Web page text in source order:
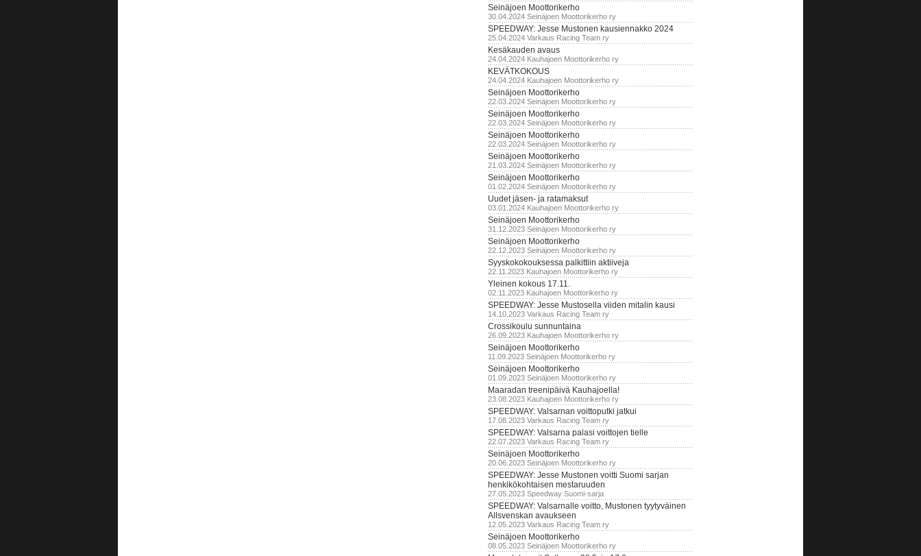
Seinäjoen Moottorikerho
30.04.2024 Seinäjoen Moottorikerho ry
SPEEDWAY: Jesse Mustonen kausiennakko 2024
25.04.2024 Varkaus Racing Team ry
Kesäkauden avaus
24.04.2024 Kauhajoen Moottorikerho ry
KEVÄTKOKOUS
24.04.2024 Kauhajoen Moottorikerho ry
Seinäjoen Moottorikerho
22.03.2024 Seinäjoen Moottorikerho ry
Seinäjoen Moottorikerho
22.03.2024 Seinäjoen Moottorikerho ry
Seinäjoen Moottorikerho
22.03.2024 Seinäjoen Moottorikerho ry
Seinäjoen Moottorikerho
21.03.2024 Seinäjoen Moottorikerho ry
Seinäjoen Moottorikerho
01.02.2024 Seinäjoen Moottorikerho ry
Uudet jäsen- ja ratamaksut
03.01.2024 Kauhajoen Moottorikerho ry
Seinäjoen Moottorikerho
31.12.2023 Seinäjoen Moottorikerho ry
Seinäjoen Moottorikerho
22.12.2023 Seinäjoen Moottorikerho ry
Syyskokokouksessa palkittiin aktiiveja
22.11.2023 Kauhajoen Moottorikerho ry
Yleinen kokous 17.11.
02.11.2023 Kauhajoen Moottorikerho ry
SPEEDWAY: Jesse Mustosella viiden mitalin kausi
14.10.2023 Varkaus Racing Team ry
Crossikoulu sunnuntaina
26.09.2023 Kauhajoen Moottorikerho ry
Seinäjoen Moottorikerho
11.09.2023 Seinäjoen Moottorikerho ry
Seinäjoen Moottorikerho
01.09.2023 Seinäjoen Moottorikerho ry
Maaradan treenipäivä Kauhajoella!
23.08.2023 Kauhajoen Moottorikerho ry
SPEEDWAY: Valsarnan voittoputki jatkui
17.08.2023 Varkaus Racing Team ry
SPEEDWAY: Valsarna palasi voittojen tielle
22.07.2023 Varkaus Racing Team ry
Seinäjoen Moottorikerho
20.06.2023 Seinäjoen Moottorikerho ry
SPEEDWAY: Jesse Mustonen voitti Suomi sarjan
henkikökohtaisen mestaruuden
27.05.2023 Speedway Suomi-sarja
SPEEDWAY: Valsarnalle voitto, Mustonen tyytyväinen
Allsvenskan avaukseen
12.05.2023 Varkaus Racing Team ry
Seinäjoen Moottorikerho
08.05.2023 Seinäjoen Moottorikerho ry